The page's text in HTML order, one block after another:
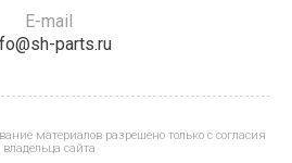
E-mail
parts.ru
материалов разрешено только с согласия
владельца сайта